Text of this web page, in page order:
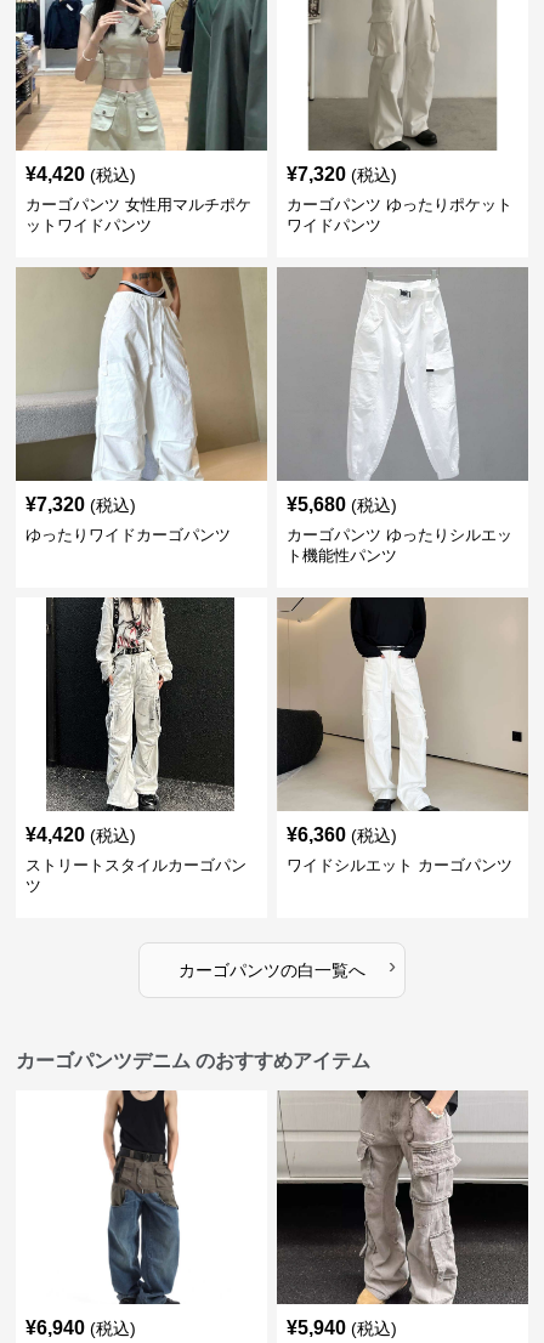
¥4,420 (税込)
カーゴパンツ 女性用マルチポケ
ットワイドパンツ
¥7,320 (税込)
カーゴパンツ ゆったりポケット
ワイドパンツ
¥7,320 (税込)
ゆったりワイドカーゴパンツ
¥5,680 (税込)
カーゴパンツ ゆったりシルエッ
ト機能性パンツ
¥4,420 (税込)
ストリートスタイルカーゴパン
ツ
¥6,360 (税込)
ワイドシルエット カーゴパンツ
カーゴパンツの白一覧へ ›
カーゴパンツデニム のおすすめアイテム
¥6,940 (税込) ¥5,940 (税込)